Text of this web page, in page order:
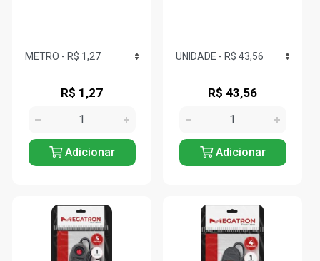
R$ 1,27
Adicionar
R$ 43,56
Adicionar